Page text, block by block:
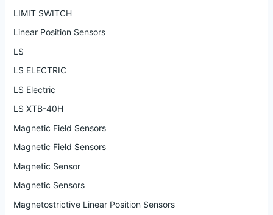
LIMIT SWITCH
Linear Position Sensors
LS
LS ELECTRIC
LS Electric
LS XTB-40H
Magnetic Field Sensors
Magnetic Field Sensors
Magnetic Sensor
Magnetic Sensors
Magnetostrictive Linear Position Sensors